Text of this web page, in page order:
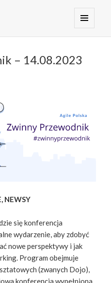
WIDGETY
– 14.08.2023
NEWSY
się konferencja
wydarzenie, aby zdobyć
nowe perspektywy i jak
Program obejmuje
(zwanych Dojo),